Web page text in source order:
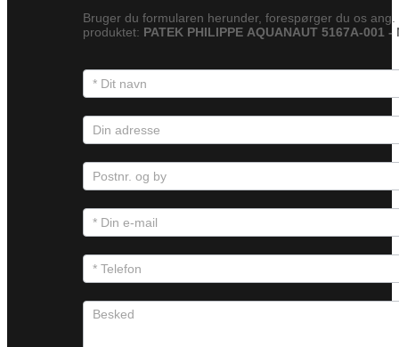
Bruger du formularen herunder, forespørger du os ang.
produktet: PATEK PHILIPPE AQUANAUT 5167A-001 -